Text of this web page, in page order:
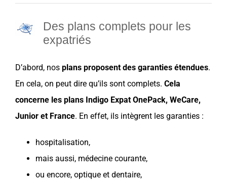
Des plans complets pour les
expatriés
D’abord, nos plans proposent des garanties étendues.
En cela, on peut dire qu’ils sont complets. Cela
concerne les plans Indigo Expat OnePack, WeCare,
Junior et France. En effet, ils intègrent les garanties :
hospitalisation,
mais aussi, médecine courante,
ou encore, optique et dentaire,